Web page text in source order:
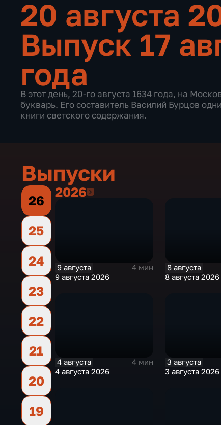
20 августа
Выпуск 17
года
В этот день, 20-го августа 1634 года, на
букварь. Его составитель Василий Бурцов
книги светского содержания.
Выпуски
26
25
24
23
22
21
20
19
20262026
9 августа
4 мин
9 августа 2026
8 августа
8 августа 2026
4 августа
4 мин
4 августа 2026
3 августа
3 августа 2026